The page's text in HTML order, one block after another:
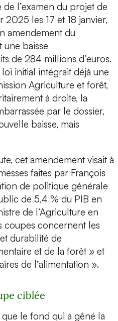
l’examen du projet de
2025 les 17 et 18 janvier,
amendement du
baisse
de 284 millions d’euros.
initial intégrait déjà une
Agriculture et forêt,
à droite, la
par le dossier,
baisse, mais
cet amendement visait à
faites par François
de politique générale
de 5,4 % du PIB en
de l’Agriculture en
coupes concernent les
durabilité de
et de la forêt » et
de l’alimentation ».
ciblée
le fond qui a gêné la